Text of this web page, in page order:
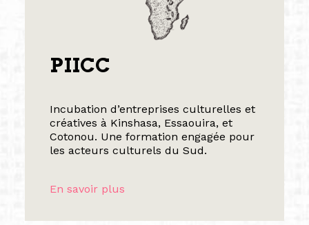
PIICC
Incubation d’entreprises culturelles et
créatives à Kinshasa, Essaouira, et
Cotonou. Une formation engagée pour
les acteurs culturels du Sud.
En savoir plus